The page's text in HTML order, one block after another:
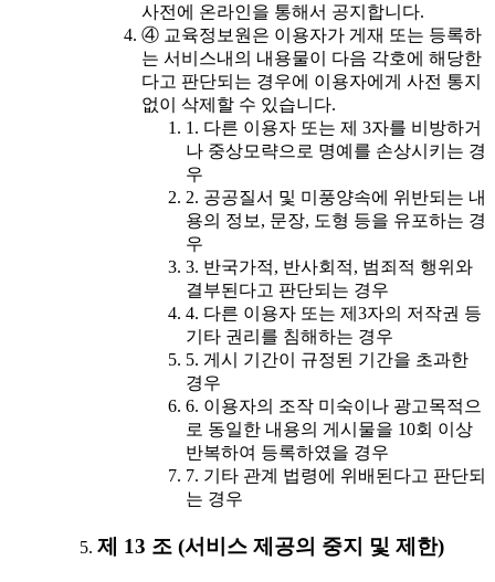
사전에 온라인을 통해서 공지합니다.
④ 교육정보원은 이용자가 게재 또는 등록하
는 서비스내의 내용물이 다음 각호에 해당한
다고 판단되는 경우에 이용자에게 사전 통지
없이 삭제할 수 있습니다.
1. 다른 이용자 또는 제 3자를 비방하거
나 중상모략으로 명예를 손상시키는 경
우
2. 공공질서 및 미풍양속에 위반되는 내
용의 정보, 문장, 도형 등을 유포하는 경
우
3. 반국가적, 반사회적, 범죄적 행위와
결부된다고 판단되는 경우
4. 다른 이용자 또는 제3자의 저작권 등
기타 권리를 침해하는 경우
5. 게시 기간이 규정된 기간을 초과한
경우
6. 이용자의 조작 미숙이나 광고목적으
로 동일한 내용의 게시물을 10회 이상
반복하여 등록하였을 경우
7. 기타 관계 법령에 위배된다고 판단되
는 경우
제 13 조 (서비스 제공의 중지 및 제한)